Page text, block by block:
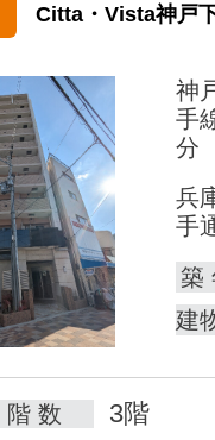
Citta・Vista神戸
神
手
分
兵
手
築
建
階 数 3階